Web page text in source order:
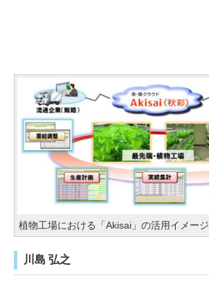
植物工場における「Akisai」の活用イメージ
川島 弘之